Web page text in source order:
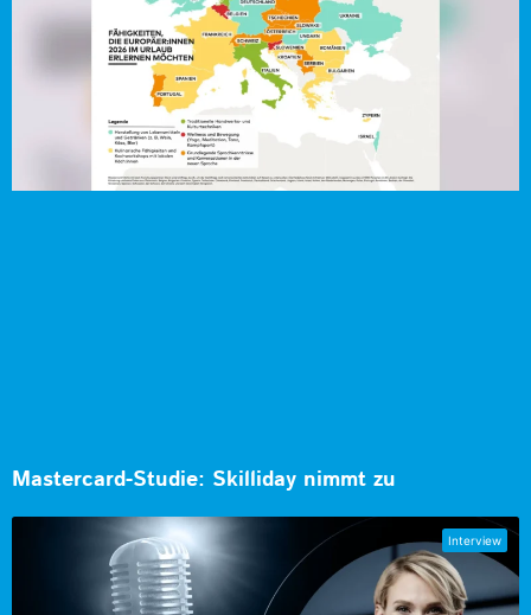
Mastercard-Studie: Skilliday nimmt zu